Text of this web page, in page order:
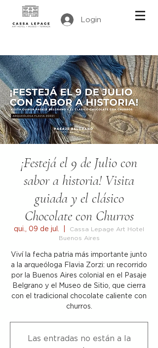
Login
¡Festejá el 9 de Julio con
sabor a historia! Visita
guiada y el clásico
Chocolate con Churros
qui., 09 de jul.
Cassa Lepage Art Hotel
Buenos Aires
Viví la fecha patria más importante junto
a la arqueóloga Flavia Zorzi: un recorrido
por la Buenos Aires colonial en el Pasaje
Belgrano y el Museo de Sitio, que cierra
con el tradicional chocolate caliente con
churros.
Las entradas no están a la